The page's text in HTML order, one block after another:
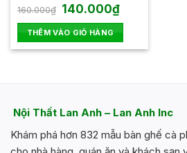
phẩm
Được
hạng
0
5
160.000₫ Giá
gốc
là:
160.000₫.
140.000₫Giá
hiện
tại
là:
140.000₫.
THÊM VÀO GIỎ HÀNG
Nội Thất Lan Anh – Lan Anh Inc
Khám phá hơn 832 mẫu bàn ghế cà